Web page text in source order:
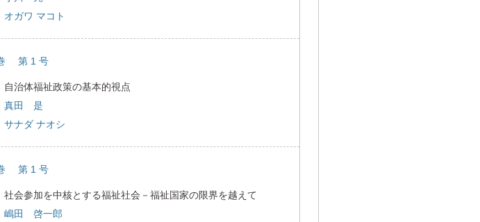
オガワ マコト
第 1 号
自治体福祉政策の基本的視点
真田 是
サナダ ナオシ
第 1 号
社会参加を中核とする福祉社会－福祉国家の限界を越えて
嶋田 啓一郎